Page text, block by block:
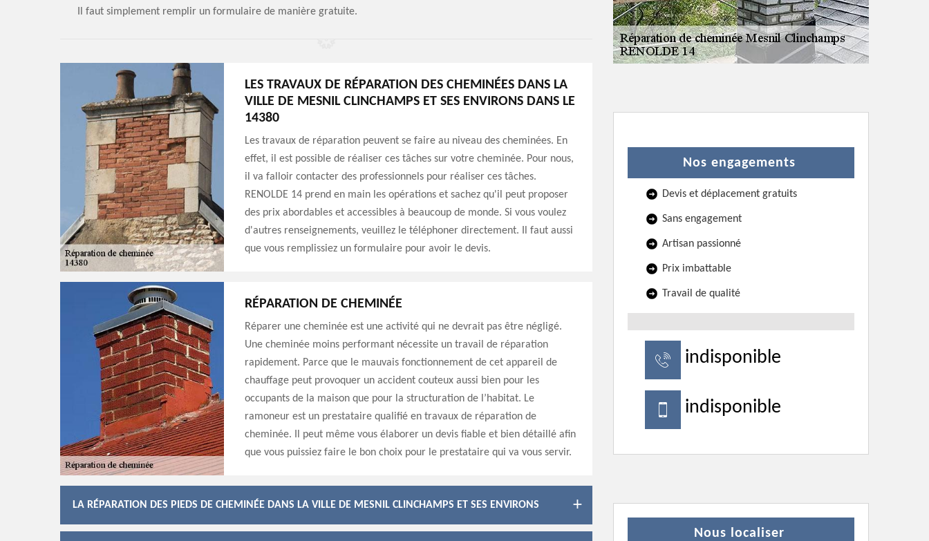
Il faut simplement remplir un formulaire de manière gratuite.
LES TRAVAUX DE RÉPARATION DES CHEMINÉES DANS LA
VILLE DE MESNIL CLINCHAMPS ET SES ENVIRONS DANS LE
14380
Les travaux de réparation peuvent se faire au niveau des cheminées. En
effet, il est possible de réaliser ces tâches sur votre cheminée. Pour nous,
il va falloir contacter des professionnels pour réaliser ces tâches.
RENOLDE 14 prend en main les opérations et sachez qu'il peut proposer
des prix abordables et accessibles à beaucoup de monde. Si vous voulez
d'autres renseignements, veuillez le téléphoner directement. Il faut aussi
que vous remplissiez un formulaire pour avoir le devis.
RÉPARATION DE CHEMINÉE
Réparer une cheminée est une activité qui ne devrait pas être négligé.
Une cheminée moins performant nécessite un travail de réparation
rapidement. Parce que le mauvais fonctionnement de cet appareil de
chauffage peut provoquer un accident couteux aussi bien pour les
occupants de la maison que pour la structuration de l’habitat. Le
ramoneur est un prestataire qualifié en travaux de réparation de
cheminée. Il peut même vous élaborer un devis fiable et bien détaillé afin
que vous puissiez faire le bon choix pour le prestataire qui va vous servir.
LA RÉPARATION DES PIEDS DE CHEMINÉE DANS LA VILLE DE MESNIL CLINCHAMPS ET SES ENVIRONS
Nos engagements
Devis et déplacement gratuits
Sans engagement
Artisan passionné
Prix imbattable
Travail de qualité
indisponible
indisponible
Nous localiser